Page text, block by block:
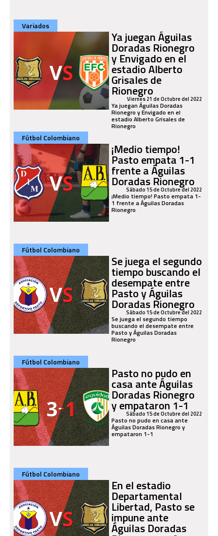
Variados
Ya juegan Águilas
Doradas Rionegro
y Envigado en el
estadio Alberto
Grisales de
Rionegro
Viernes 21 de Octubre del 2022
Ya juegan Águilas Doradas
Rionegro y Envigado en el
estadio Alberto Grisales de
Rionegro
Fútbol Colombiano
¡Medio tiempo!
Pasto empata 1-1
frente a Águilas
Doradas Rionegro
Sábado 15 de Octubre del 2022
¡Medio tiempo! Pasto empata 1-
1 frente a Águilas Doradas
Rionegro
Fútbol Colombiano
Se juega el segundo
tiempo buscando el
desempate entre
Pasto y Águilas
Doradas Rionegro
Sábado 15 de Octubre del 2022
Se juega el segundo tiempo
buscando el desempate entre
Pasto y Águilas Doradas
Rionegro
Fútbol Colombiano
Pasto no pudo en
casa ante Águilas
Doradas Rionegro
y empataron 1-1
Sábado 15 de Octubre del 2022
Pasto no pudo en casa ante
Águilas Doradas Rionegro y
empataron 1-1
Fútbol Colombiano
En el estadio
Departamental
Libertad, Pasto se
impune ante
Águilas Doradas